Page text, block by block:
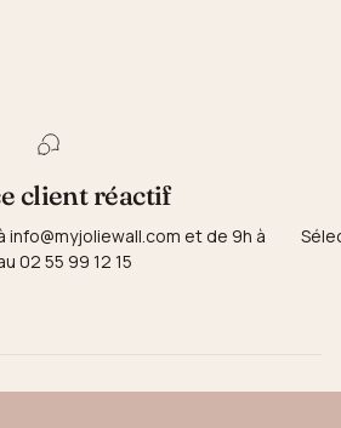
client réactif
info@myjoliewall.com et de 9h à
02 55 99 12 15